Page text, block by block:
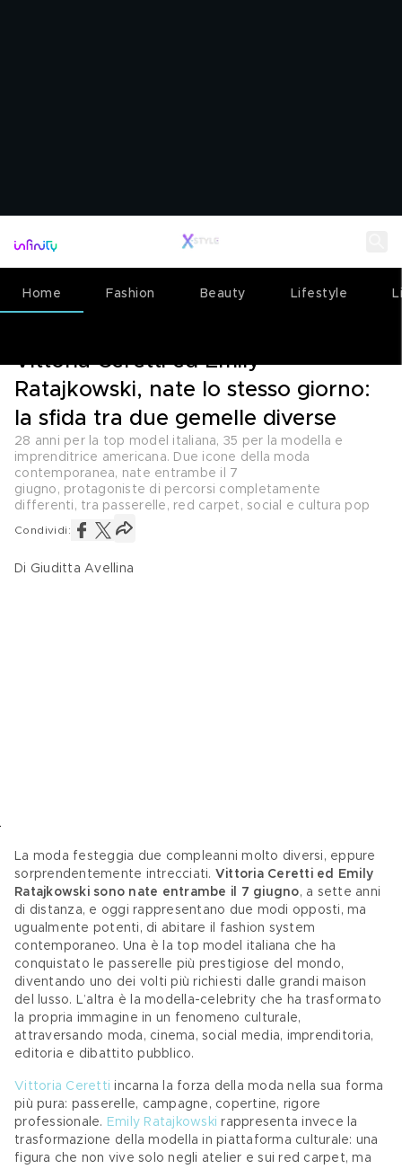
Home Fashion Beauty Lifestyle
Vittoria Ceretti ed Emily
Ratajkowski, nate lo stesso giorno:
la sfida tra due gemelle diverse
28 anni per la top model italiana, 35 per la modella e
imprenditrice americana. Due icone della moda
contemporanea, nate entrambe il 7
giugno, protagoniste di percorsi completamente
differenti, tra passerelle, red carpet, social e cultura pop
Condividi:
Di Giuditta Avellina
La moda festeggia due compleanni molto diversi, eppure
sorprendentemente intrecciati. Vittoria Ceretti ed Emily
Ratajkowski sono nate entrambe il 7 giugno, a sette anni
di distanza, e oggi rappresentano due modi opposti, ma
ugualmente potenti, di abitare il fashion system
contemporaneo. Una è la top model italiana che ha
conquistato le passerelle più prestigiose del mondo,
diventando uno dei volti più richiesti dalle grandi maison
del lusso. L’altra è la modella-celebrity che ha trasformato
la propria immagine in un fenomeno culturale,
attraversando moda, cinema, social media, imprenditoria,
editoria e dibattito pubblico.
Vittoria Ceretti incarna la forza della moda nella sua forma
più pura: passerelle, campagne, copertine, rigore
professionale. Emily Ratajkowski rappresenta invece la
trasformazione della modella in piattaforma culturale: una
figura che non vive solo negli atelier e sui red carpet, ma